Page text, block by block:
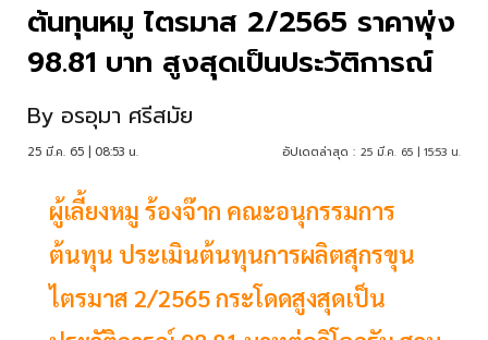
ต้นทุนหมู ไตรมาส 2/2565 ราคาพุ่ง
98.81 บาท สูงสุดเป็นประวัติการณ์
By อรอุมา ศรีสมัย
25 มี.ค. 65 | 08:53 น. อัปเดตล่าสุด : 25 มี.ค. 65 | 15:53 น.
ผู้เลี้ยงหมู ร้องจ๊าก คณะอนุกรรมการ
ต้นทุน ประเมินต้นทุนการผลิตสุกรขุน
ไตรมาส 2/2565 กระโดดสูงสุดเป็น